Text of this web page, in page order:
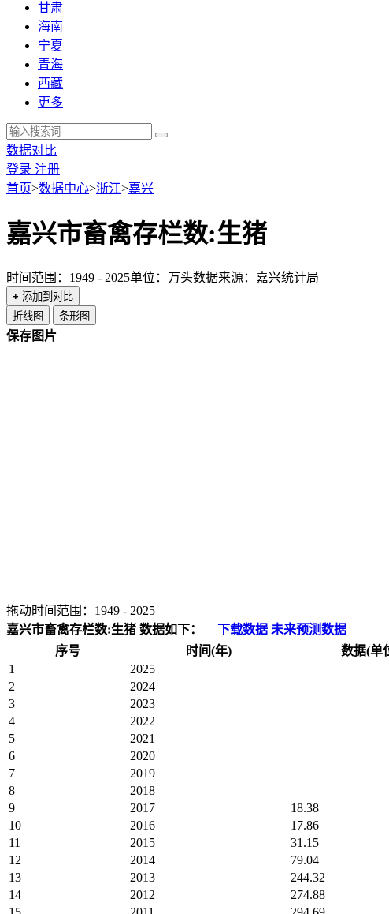
甘肃
海南
宁夏
青海
西藏
更多
数据对比
登录 注册
首页>数据中心>浙江>嘉兴
嘉兴市畜禽存栏数:生猪
时间范围：1949 - 2025单位：万头数据来源：嘉兴统计局
+ 添加到对比
折线图
条形图
保存图片
拖动时间范围： 1949 - 2025
嘉兴市畜禽存栏数:生猪 数据如下：
下载数据 未来预测数据
序号
时间(年)
数据(单
1
2025
2
2024
3
2023
4
2022
5
2021
6
2020
7
2019
8
2018
9
2017
18.38
10
2016
17.86
11
2015
31.15
12
2014
79.04
13
2013
244.32
14
2012
274.88